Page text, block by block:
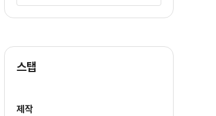
스탭
제작